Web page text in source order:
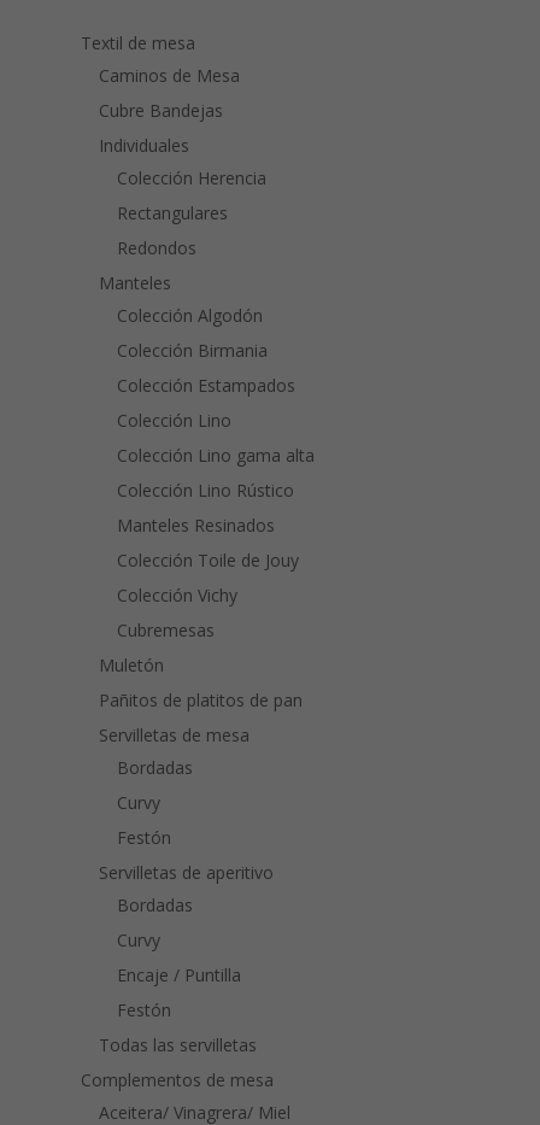
Textil de mesa
Caminos de Mesa
Cubre Bandejas
Individuales
Colección Herencia
Rectangulares
Redondos
Manteles
Colección Algodón
Colección Birmania
Colección Estampados
Colección Lino
Colección Lino gama alta
Colección Lino Rústico
Manteles Resinados
Colección Toile de Jouy
Colección Vichy
Cubremesas
Muletón
Pañitos de platitos de pan
Servilletas de mesa
Bordadas
Curvy
Festón
Servilletas de aperitivo
Bordadas
Curvy
Encaje / Puntilla
Festón
Todas las servilletas
Complementos de mesa
Aceitera/ Vinagrera/ Miel